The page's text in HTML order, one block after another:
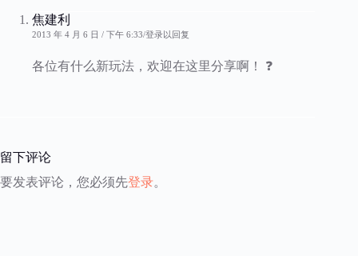
焦建利
2013 年 4 月 6 日 / 下午 6:33 登录以回复
各位有什么新玩法，欢迎在这里分享啊！ ❓
留下评论
要发表评论，您必须先登录。